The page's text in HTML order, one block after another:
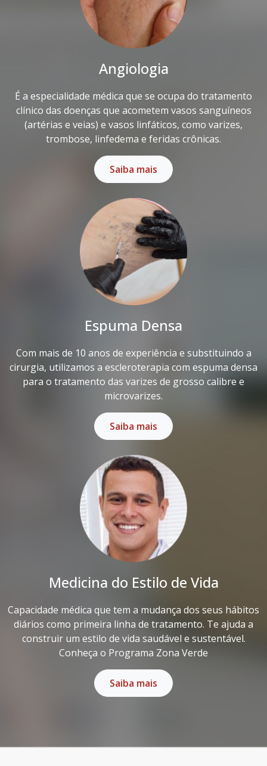
Angiologia
É a especialidade médica que se ocupa do tratamento
clínico das doenças que acometem vasos sanguíneos
(artérias e veias) e vasos linfáticos, como varizes,
trombose, linfedema e feridas crônicas.
Saiba mais
Espuma Densa
Com mais de 10 anos de experiência e substituindo a
cirurgia, utilizamos a escleroterapia com espuma densa
para o tratamento das varizes de grosso calibre e
microvarizes.
Saiba mais
Medicina do Estilo de Vida
Capacidade médica que tem a mudança dos seus hábitos
diários como primeira linha de tratamento. Te ajuda a
construir um estilo de vida saudável e sustentável.
Conheça o Programa Zona Verde
Saiba mais